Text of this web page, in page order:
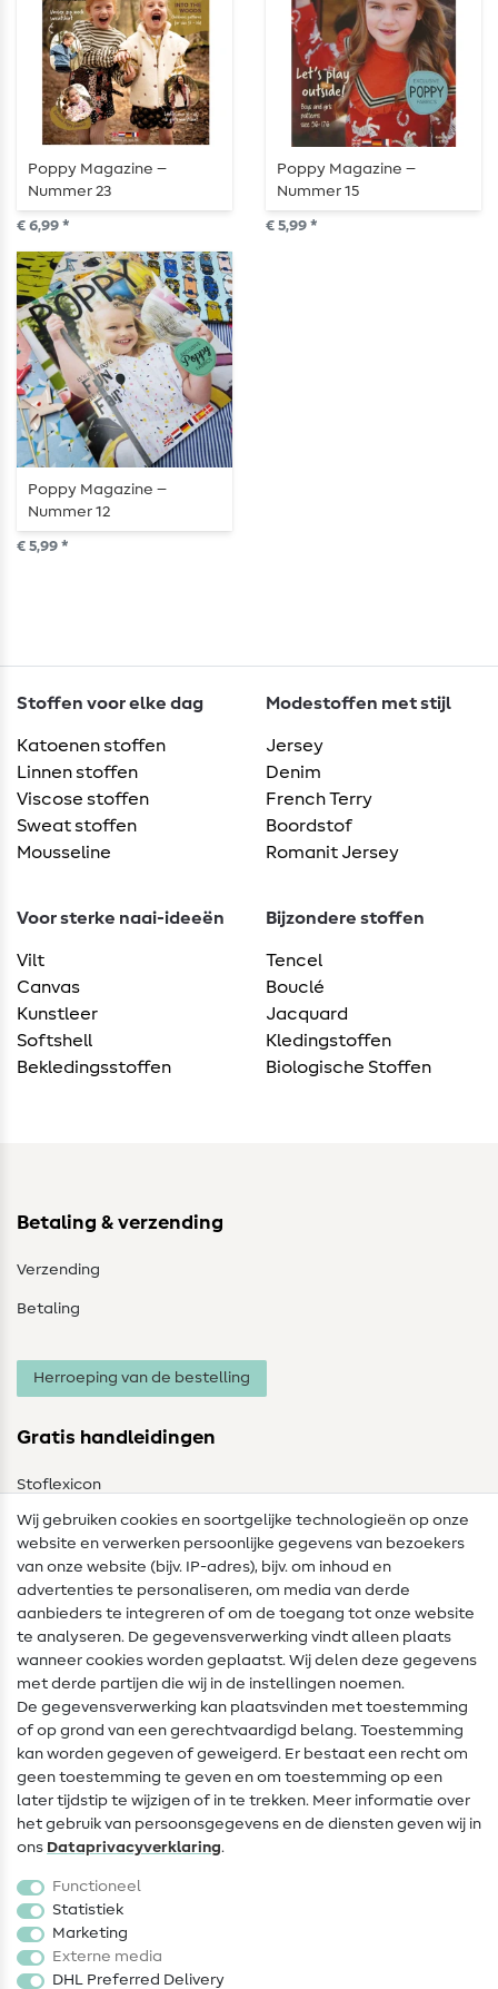
Poppy Magazine –
Nummer 23
€ 6,99 *
Poppy Magazine –
Nummer 15
€ 5,99 *
Poppy Magazine –
Nummer 12
€ 5,99 *
Stoffen voor elke dag
Katoenen stoffen
Linnen stoffen
Viscose stoffen
Sweat stoffen
Mousseline
Modestoffen met stijl
Jersey
Denim
French Terry
Boordstof
Romanit Jersey
Voor sterke naai-ideeën
Vilt
Canvas
Kunstleer
Softshell
Bekledingsstoffen
Bijzondere stoffen
Tencel
Bouclé
Jacquard
Kledingstoffen
Biologische Stoffen
Betaling & verzending
Verzending
Betaling
Herroeping van de bestelling
Gratis handleidingen
Stoflexicon
Naailexicon
Gratis Naaipatronen
Hulp & contact
Contact
Wijziging van eigenaar
FAQ
Herroepingsrecht
Populair
Fournituren
Sale
Wij gebruiken cookies en soortgelijke technologieën op onze
website en verwerken persoonlijke gegevens van bezoekers
van onze website (bijv. IP-adres), bijv. om inhoud en
advertenties te personaliseren, om media van derde
aanbieders te integreren of om de toegang tot onze website
te analyseren. De gegevensverwerking vindt alleen plaats
wanneer cookies worden geplaatst. Wij delen deze gegevens
met derde partijen die wij in de instellingen noemen.
De gegevensverwerking kan plaatsvinden met toestemming
of op grond van een gerechtvaardigd belang. Toestemming
kan worden gegeven of geweigerd. Er bestaat een recht om
geen toestemming te geven en om toestemming op een
later tijdstip te wijzigen of in te trekken. Meer informatie over
het gebruik van persoonsgegevens en de diensten geven wij in
ons Data­privacy­verklaring.
Functioneel
Statistiek
Marketing
Externe media
DHL Preferred Delivery